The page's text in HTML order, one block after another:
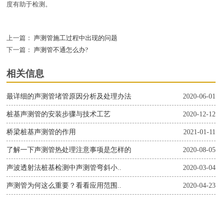
度有助于检测。
上一篇： 声测管施工过程中出现的问题
下一篇： 声测管不通怎么办?
相关信息
2020-06-01
最详细的声测管堵管原因分析及处理办法
2020-12-12
桩基声测管的安装步骤与技术工艺
2021-01-11
桥梁桩基声测管的作用
2020-08-05
了解一下声测管热处理注意事项是怎样的
2020-03-04
声波透射法桩基检测中声测管弯斜小..
2020-04-23
声测管为何这么重要？看看应用范围..